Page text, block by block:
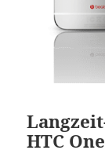
HTC One